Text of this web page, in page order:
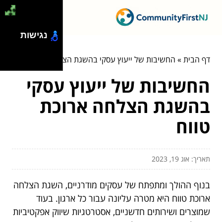
דף הבית» החשיבות של ייעוץ עסקי בהשגת הצלחה ארוכת טווח
החשיבות של ייעוץ עסקי
בהשגת הצלחה ארוכת
טווח
תאריך: אוג 19, 2023
בנוף ההולך ומתפתח של עסקים מודרניים, השגת הצלחה
ארוכת טווח היא מטרה עליונה עבור כל ארגון. בעוד
שמוצרים ושירותים חדשניים, אסטרטגיות שיווק אפקטיביות
נגישות